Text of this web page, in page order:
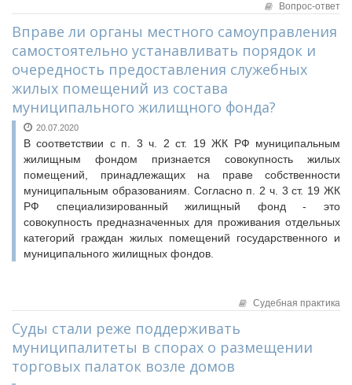
Вопрос-ответ
Вправе ли органы местного самоуправления
самостоятельно устанавливать порядок и
очередность предоставления служебных
жилых помещений из состава
муниципального жилищного фонда?
20.07.2020
В соответствии с п. 3 ч. 2 ст. 19 ЖК РФ муниципальным
жилищным фондом признается совокупность жилых
помещений, принадлежащих на праве собственности
муниципальным образованиям. Согласно п. 2 ч. 3 ст. 19 ЖК
РФ специализированный жилищный фонд - это
совокупность предназначенных для проживания отдельных
категорий граждан жилых помещений государственного и
муниципального жилищных фондов.
Судебная практика
Суды стали реже поддерживать
муниципалитеты в спорах о размещении
торговых палаток возле домов